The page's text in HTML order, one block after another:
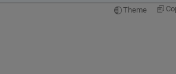
Theme